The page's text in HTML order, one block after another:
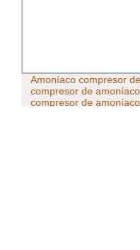
Amoníaco compresor
compresor de
compresor de